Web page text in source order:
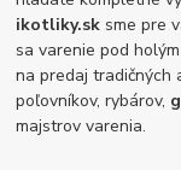
ikotliky.sk sme pre
sa varenie pod
na predaj tradičných
poľovníkov, rybárov,
majstrov varenia.